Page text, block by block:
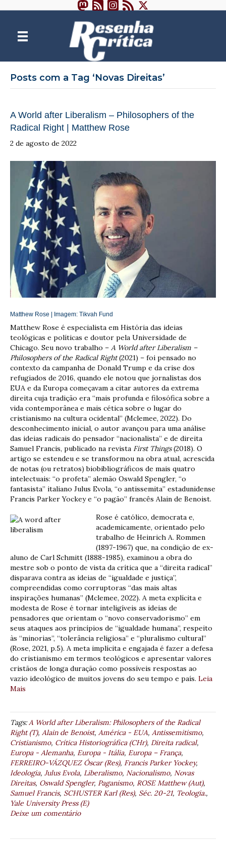
Posts com a Tag ‘Novas Direitas’
A World after Liberalism – Philosophers of the
Radical Right | Matthew Rose
2 de agosto de 2022
Matthew Rose | Imagem: Tikvah Fund
Matthew Rose é especialista em História das ideias
teológicas e políticas e doutor pela Universidade de
Chicago. Seu novo trabalho – A World after Liberalism –
Philosophers of the Radical Right(2021) – foi pensado no
contexto da campanha de Donald Trump e da crise dos
refugiados de 2016, quando ele notou que jornalistas dos
EUA e da Europa começavam a citar autores da extrema
direita cuja tradição era “mais profunda e filosófica sobre a
vida contemporânea e mais cética sobre o lugar do
cristianismo na cultura ocidental” (Mclemee, 2022). Do
desconhecimento inicial, o autor avançou para uma análise
das ideias radicais do pensador “nacionalista” e de direita
Samuel Francis, publicado na revista First Things(2018). O
artigo se estendeu e se transformou na obra atual, acrescida
de notas (ou retratos) biobibliográficos de mais quatro
intelectuais: “o profeta” alemão Oswald Spengler, “o
fantasista” italiano Julus Evola, “o antissemita” estadunidense
Francis Parker Yockey e “o pagão” francês Alain de Benoist.
Rose é católico, democrata e,
academicamente, orientado pelo
trabalho de Heinrich A. Rommen
(1897-1967) que, na condição de ex-
aluno de Carl Schmitt (1888-1985), examinou a obra do
mestre sob o ponto de vista da crítica que a “direita radical”
disparava contra as ideias de “igualdade e justiça”,
compreendidas como corruptoras “das mais altas
inspirações humanas” (Mclemee, 2022). A meta explícita e
modesta de Rose é tornar inteligíveis as ideias de
pensadores que orientam o “novo conservadorismo” em
seus ataques aos princípios de “igualdade humana”, respeito
às “minorias”, “tolerância religiosa” e “pluralismo cultural”
(Rose, 2021, p.5). A meta implícita e engajada é fazer a defesa
do cristianismo em termos teológicos e apresentar valores
cristãos de longa duração como possíveis respostas ao
vazio ideológico de muitos jovens do seu tempo e país. Leia
Mais
Tags:A World after Liberalism: Philosophers of the Radical
Right (T), Alain de Benoist, América - EUA, Antissemitismo,
Cristianismo, Crítica Historiográfica (CHr), Direita radical,
Europa - Alemanha, Europa - Itália, Europa – França,
FERREIRO-VÁZQUEZ Óscar (Res), Francis Parker Yockey,
Ideologia, Julus Evola, Liberalismo, Nacionalismo, Novas
Direitas, Oswald Spengler, Paganismo, ROSE Matthew (Aut),
Samuel Francis, SCHUSTER Karl (Res), Séc. 20-21, Teologia.,
Yale University Press (E)
Deixe um comentário